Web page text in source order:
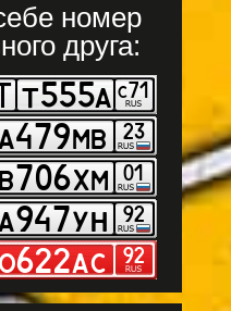
номер
друга: